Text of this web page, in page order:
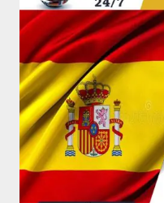
+995
577
546
577